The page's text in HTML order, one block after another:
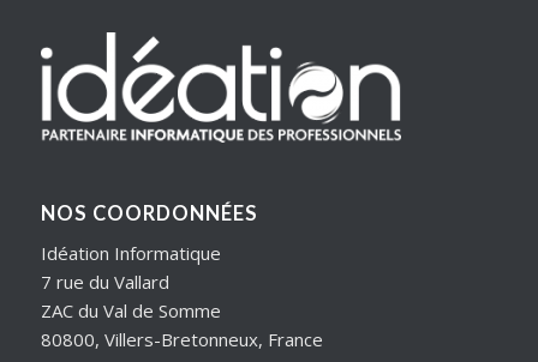
NOS COORDONNÉES
Idéation Informatique
7 rue du Vallard
ZAC du Val de Somme
80800, Villers-Bretonneux, France